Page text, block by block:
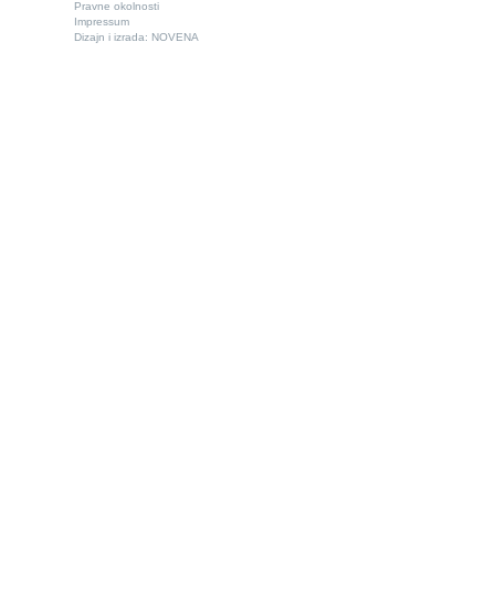
Pravne okolnosti
Impressum
Dizajn i izrada: NOVENA